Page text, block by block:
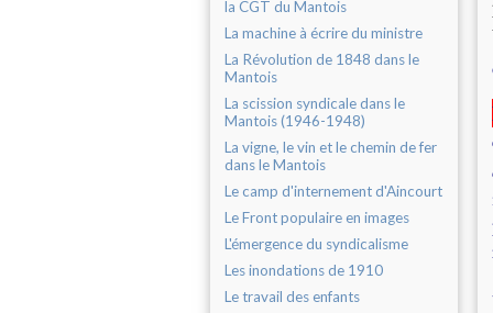
la CGT du Mantois
La machine à écrire du ministre
La Révolution de 1848 dans le
Mantois
La scission syndicale dans le
Mantois (1946-1948)
La vigne, le vin et le chemin de fer
dans le Mantois
Le camp d'internement d'Aincourt
Le Front populaire en images
L'émergence du syndicalisme
Les inondations de 1910
Le travail des enfants